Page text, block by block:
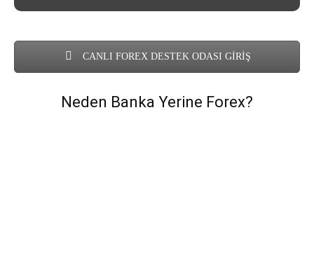
CANLI FOREX DESTEK ODASI GİRİŞ
Neden Banka Yerine Forex?